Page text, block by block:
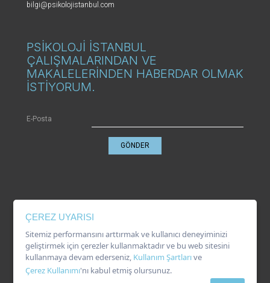
bilgi@psikolojistanbul.com
PSİKOLOJİ İSTANBUL
ÇALIŞMALARINDAN VE
MAKALELERİNDEN HABERDAR OLMAK
İSTİYORUM.
E-Posta
GÖNDER
Çerez Kullanımı
Kullanım Şartları
ÇEREZ UYARISI
Sitemiz performansını arttırmak ve kullanıcı deneyiminizi
geliştirmek için çerezler kullanmaktadır ve bu web sitesini
kullanmaya devam ederseniz, Kullanım Şartlarıve
Çerez Kullanımı'nı kabul etmiş olursunuz.